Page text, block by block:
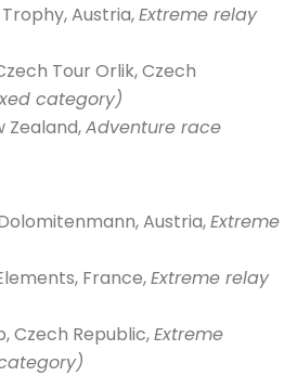
Austria,Extreme relay
Tour Orlik, Czech
category)
Zealand,Adventure race
Austria,Extreme
France,Extreme relay
Czech Republic,Extreme